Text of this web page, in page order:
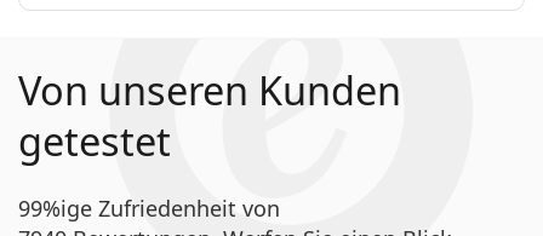
Von unseren Kunden
getestet
99%ige Zufriedenheit von